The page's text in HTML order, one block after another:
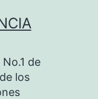
de
los